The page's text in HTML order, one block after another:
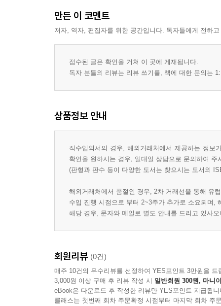
만든 이 코멘트
저자, 역자, 편집자를 위한 공간입니다. 독자들에게 전하
접수된 글은 확인을 거쳐 이 곳에 게재됩니다.
독자 분들의 리뷰는 리뷰 쓰기를, 책에 대한 문의는
상품정보 안내
직수입외서의 경우, 해외거래처에서 제공하는 정
확인을 원하시는 경우, 일대일 상담으로 문의하여 주
(판형과 판수 등이 다양한 도서는 찾으시는 도서의
해외거래처에서 품절인 경우, 2차 거래선을 통해 유
수입 진행 시점으로 부터 2~3주가 추가로 소요되며,
해당 경우, 문자와 메일로 별도 안내를 드리고 있사
회원리뷰 (0건)
매주 10건의 우수리뷰를 선정하여 YES포인트 3만원을 드
3,000원 이상 구매 후 리뷰 작성 시 일반회원 300원, 마니
eBook은 다운로드 후 작성한 리뷰만 YES포인트 지급됩니
클래스는 첫번째 회차 주문확정 시점부터 마지막 회차 주